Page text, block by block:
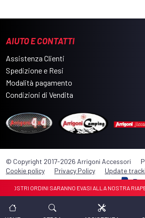
AIUTO E CONTATTI
Assistenza Clienti
Spedizione e Resi
Modalità pagamento
Condizioni di Vendita
© Copyright 2017-2026 Arrigoni Accessori
Cookie policy
Privacy Policy Update
ORDINI SARANNO EVASI ALLA NOSTRA